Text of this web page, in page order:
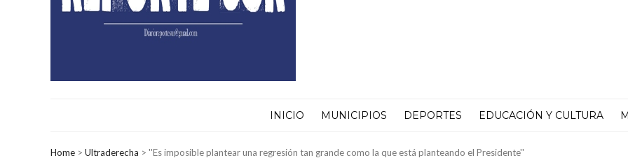
INICIO MUNICIPIOS DEPORTES EDUCACIÓN Y CULTURA
Home > Ultraderecha > ''Es imposible plantear una regresión tan grande como la que está planteando el Presidente''